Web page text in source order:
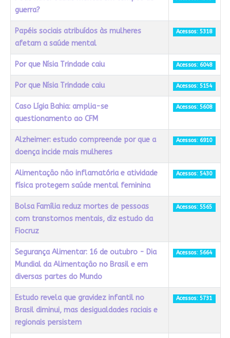
guerra?
Papéis sociais atribuídos às mulheres
afetam a saúde mental
Acessos: 5318
Por que Nísia Trindade caiu Acessos: 6048
Por que Nísia Trindade caiu Acessos: 5154
Caso Lígia Bahia: amplia-se
questionamento ao CFM
Acessos: 5608
Alzheimer: estudo compreende por que a
doença incide mais mulheres
Acessos: 6910
Alimentação não inflamatória e atividade
física protegem saúde mental feminina
Acessos: 5430
Bolsa Família reduz mortes de pessoas
com transtornos mentais, diz estudo da
Fiocruz
Acessos: 5565
Segurança Alimentar: 16 de outubro - Dia
Mundial da Alimentação no Brasil e em
diversas partes do Mundo
Acessos: 5664
Estudo revela que gravidez infantil no
Brasil diminui, mas desigualdades raciais e
regionais persistem
Acessos: 5731